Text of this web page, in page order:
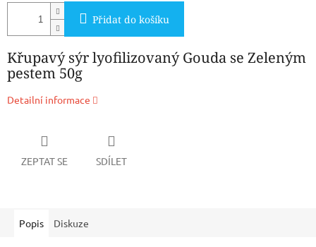
Přidat do košíku
Křupavý sýr lyofilizovaný Gouda se Zeleným
pestem 50g
Detailní informace
ZEPTAT SE SDÍLET
Popis Diskuze